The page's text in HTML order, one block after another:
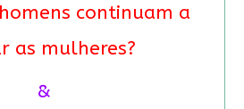
continuam a
as mulheres?
&